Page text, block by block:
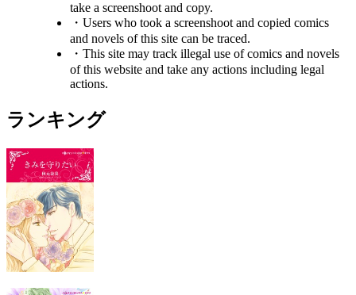
take a screenshoot and copy.
・Users who took a screenshoot and copied comics
and novels of this site can be traced.
・This site may track illegal use of comics and novels
of this website and take any actions including legal
actions.
ランキング